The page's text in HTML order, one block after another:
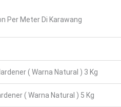
Per Meter Di Karawang
( Warna Natural ) 3 Kg
( Warna Natural ) 5 Kg